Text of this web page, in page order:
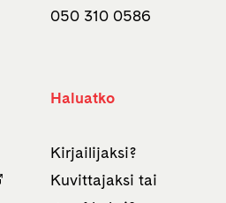
050 310 0586
Haluatko
Kirjailijaksi?
Kuvittajaksi tai